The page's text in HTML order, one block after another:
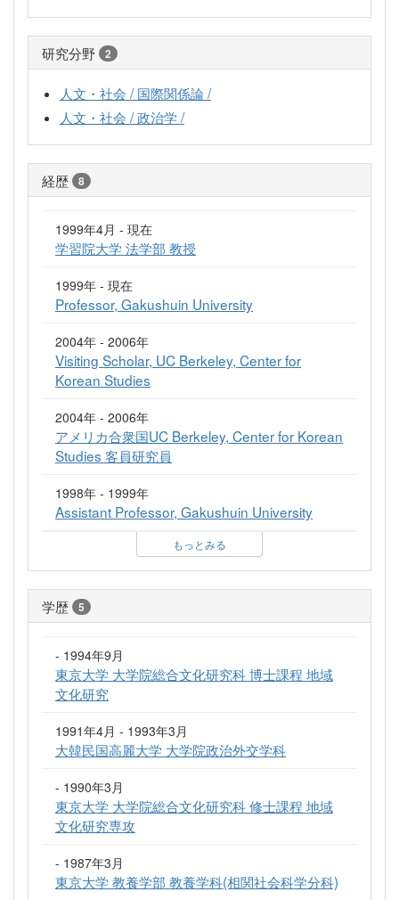
研究分野 2
人文・社会 / 国際関係論 /
人文・社会 / 政治学 /
経歴 8
1999年4月 - 現在
学習院大学 法学部 教授
1999年 - 現在
Professor, Gakushuin University
2004年 - 2006年
Visiting Scholar, UC Berkeley, Center for
Korean Studies
2004年 - 2006年
アメリカ合衆国UC Berkeley, Center for Korean
Studies 客員研究員
1998年 - 1999年
Assistant Professor, Gakushuin University
もっとみる
学歴 5
- 1994年9月
東京大学 大学院総合文化研究科 博士課程 地域
文化研究
1991年4月 - 1993年3月
大韓民国高麗大学 大学院政治外交学科
- 1990年3月
東京大学 大学院総合文化研究科 修士課程 地域
文化研究専攻
- 1987年3月
東京大学 教養学部 教養学科(相関社会科学分科)